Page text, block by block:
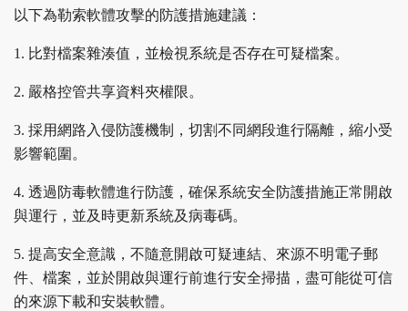
以下為勒索軟體攻擊的防護措施建議：
1. 比對檔案雜湊值，並檢視系統是否存在可疑檔案。
2. 嚴格控管共享資料夾權限。
3. 採用網路入侵防護機制，切割不同網段進行隔離，縮小受
影響範圍。
4. 透過防毒軟體進行防護，確保系統安全防護措施正常開啟
與運行，並及時更新系統及病毒碼。
5. 提高安全意識，不隨意開啟可疑連結、來源不明電子郵
件、檔案，並於開啟與運行前進行安全掃描，盡可能從可信
的來源下載和安裝軟體。